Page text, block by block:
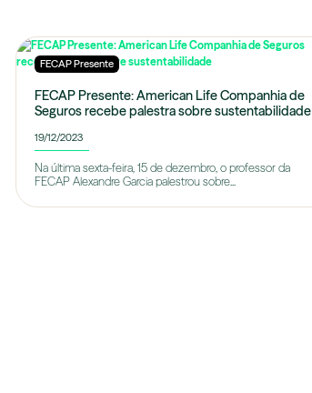
FECAP Presente
FECAP Presente: American Life Companhia de
Seguros recebe palestra sobre sustentabilidade
19/12/2023
Na última sexta-feira, 15 de dezembro, o professor da
FECAP Alexandre Garcia palestrou sobre...